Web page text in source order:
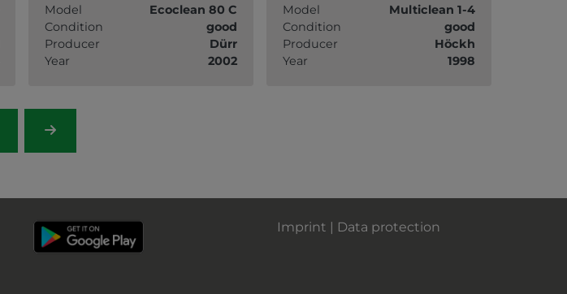
Model
Ecoclean 80 C
Condition
good
Producer
Dürr
Year
2002
Model
Multiclean 1-4
Condition
good
Producer
Höckh
Year
1998
Imprint | Data protection